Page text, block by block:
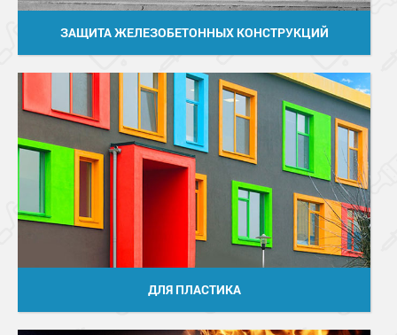
ЗАЩИТА ЖЕЛЕЗОБЕТОННЫХ КОНСТРУКЦИЙ
ДЛЯ ПЛАСТИКА